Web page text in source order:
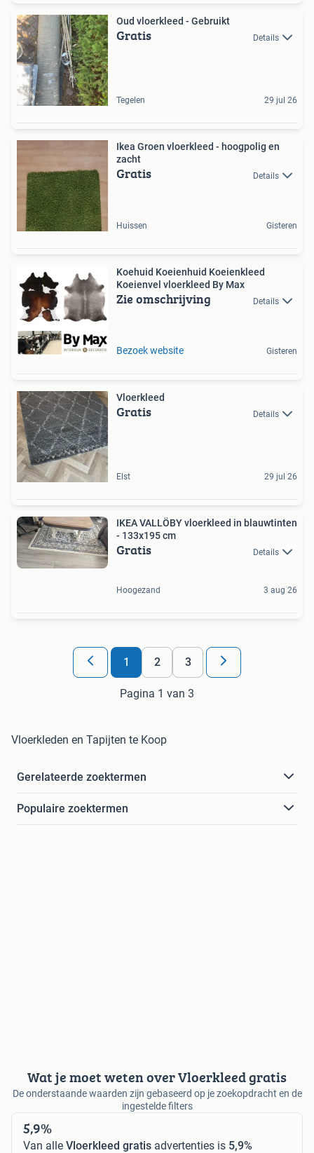
Oud vloerkleed - Gebruikt
Gratis Details
Tegelen 29 jul 26
Ikea Groen vloerkleed - hoogpolig en
zacht
Gratis Details
Huissen Gisteren
Koehuid Koeienhuid Koeienkleed
Koeienvel vloerkleed By Max
Zie omschrijving Details
Bezoek website Gisteren
Vloerkleed
Gratis Details
Elst 29 jul 26
IKEA VALLÖBY vloerkleed in blauwtinten
- 133x195 cm
Gratis Details
Hoogezand 3 aug 26
1 2 3
Pagina 1 van 3
Vloerkleden en Tapijten te Koop
Gerelateerde zoektermen
Populaire zoektermen
Wat je moet weten over Vloerkleed gratis
De onderstaande waarden zijn gebaseerd op je zoekopdracht en de
ingestelde filters
5,9%
Van alle Vloerkleed gratis advertenties is 5,9%